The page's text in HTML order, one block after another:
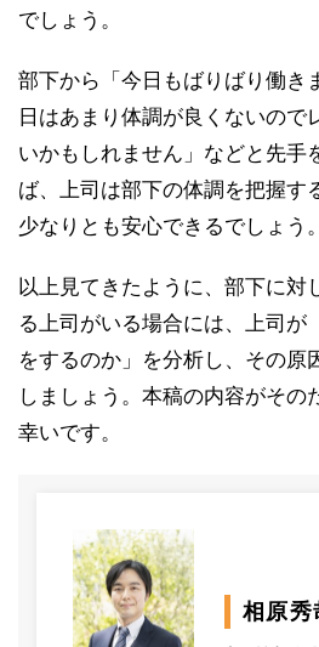
でしょう。
部下から「今日もばりばり働き
日はあまり体調が良くないので
いかもしれません」などと先手
ば、上司は部下の体調を把握す
少なりとも安心できるでしょう。
以上見てきたように、部下に対
る上司がいる場合には、上司が
をするのか」を分析し、その原
しましょう。本稿の内容がその
幸いです。
相原秀